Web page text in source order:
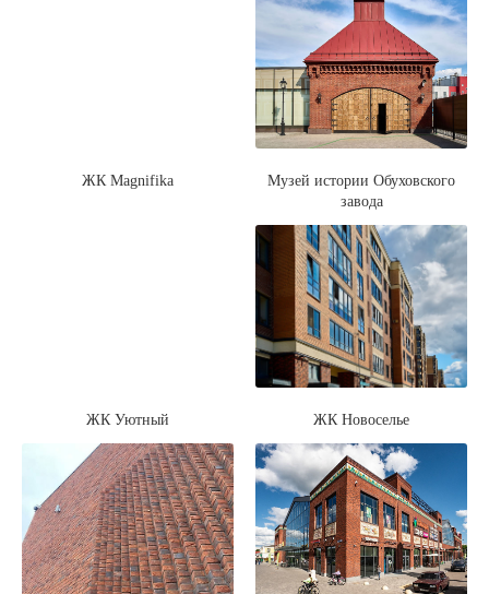
ЖК Magnifika
Музей истории Обуховского
завода
ЖК Уютный ЖК Новоселье